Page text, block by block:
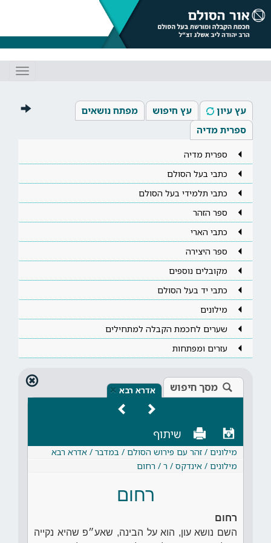
עץ עיון עץ חיפוש
מפתח נושאים
ספרית מדיה
ספרית מדיה
כתבי בעל הסולם
כתבי תלמידי בעל הסולם
ספר הזהר
כתבי הארי
ספר היצירה
מקובלים נוספים
כתבי יד בעל הסולם
מילונים
שערים לחכמת הקבלה למתחילים
עזרים ומפתחות
מסך חיפוש אדרא רבא ×
שיתוף
מילונים / זהר עם פירוש הסולם / במדבר / אדרא רבא
מילונים / אינדקס / ר / רחום
רחום
רחום
השם נושא עון, הוא על הבינה, שאע״פ שהיא נקייה